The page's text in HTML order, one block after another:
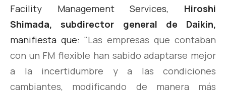
Facility Management Services, Hiroshi
Shimada, subdirector general de Daikin,
manifiesta que: "Las empresas que contaban
con un FM flexible han sabido adaptarse mejor
a la incertidumbre y a las condiciones
cambiantes, modificando de manera más